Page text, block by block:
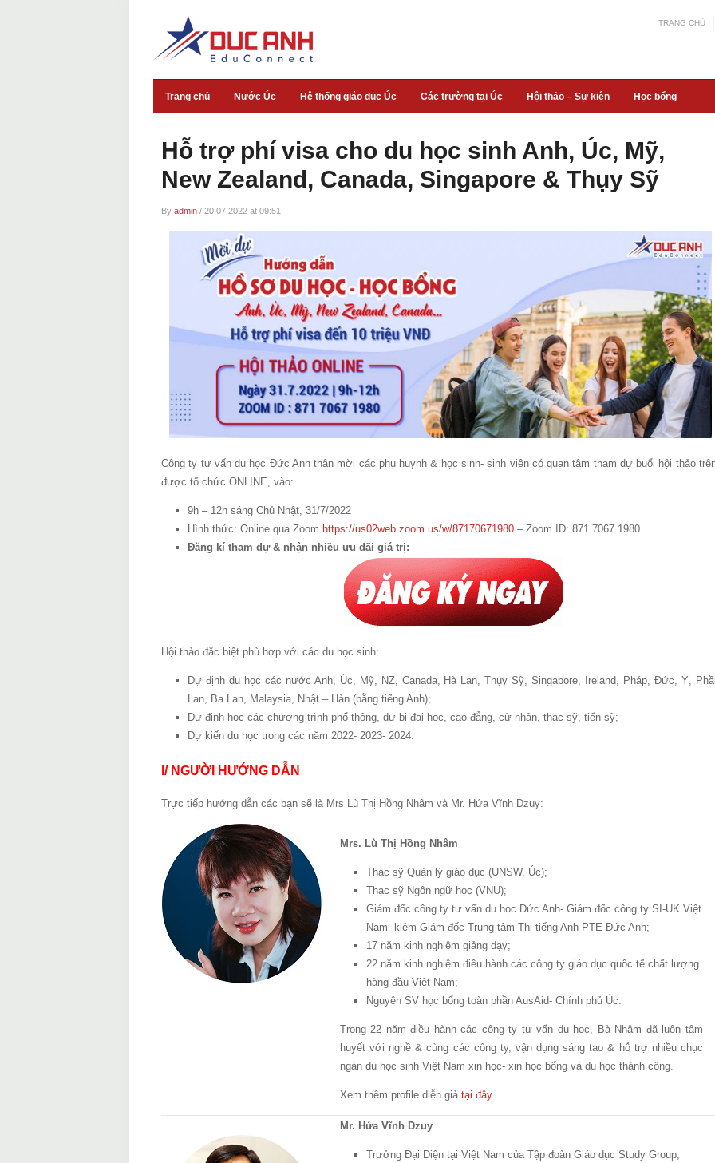
TRANG CHỦ
Trang chủ Nước Úc Hệ thống giáo dục Úc Các trường tại Úc Hội thảo – Sự kiện Học bổng
Hỗ trợ phí visa cho du học sinh Anh, Úc, Mỹ,
New Zealand, Canada, Singapore & Thụy Sỹ
By admin / 20.07.2022 at 09:51
Công ty tư vấn du học Đức Anh thân mời các phụ huynh & học sinh- sinh viên có quan tâm tham dự buổi hội thảo
được tổ chức ONLINE, vào:
9h – 12h sáng Chủ Nhật, 31/7/2022
Hình thức: Online qua Zoom https://us02web.zoom.us/w/87170671980 – Zoom ID: 871 7067 1980
Đăng kí tham dự & nhận nhiều ưu đãi giá trị:
Hội thảo đặc biệt phù hợp với các du học sinh:
Dự định du học các nước Anh, Úc, Mỹ, NZ, Canada, Hà Lan, Thụy Sỹ, Singapore, Ireland, Pháp, Đức, Ý,
Lan, Ba Lan, Malaysia, Nhật – Hàn (bằng tiếng Anh);
Dự định học các chương trình phổ thông, dự bị đại học, cao đẳng, cử nhân, thạc sỹ, tiến sỹ;
Dự kiến du học trong các năm 2022- 2023- 2024.
I/ NGƯỜI HƯỚNG DẪN
Trực tiếp hướng dẫn các bạn sẽ là Mrs Lù Thị Hồng Nhâm và Mr. Hứa Vĩnh Dzuy:
Mrs. Lù Thị Hồng Nhâm
Thạc sỹ Quản lý giáo dục (UNSW, Úc);
Thạc sỹ Ngôn ngữ học (VNU);
Giám đốc công ty tư vấn du học Đức Anh- Giám đốc công ty SI-UK Việt
Nam- kiêm Giám đốc Trung tâm Thi tiếng Anh PTE Đức Anh;
17 năm kinh nghiệm giảng dạy;
22 năm kinh nghiệm điều hành các công ty giáo dục quốc tế chất lượng
hàng đầu Việt Nam;
Nguyên SV học bổng toàn phần AusAid- Chính phủ Úc.
Trong 22 năm điều hành các công ty tư vấn du học, Bà Nhâm đã luôn tâm
huyết với nghề & cùng các công ty, vận dụng sáng tạo & hỗ trợ nhiều chục
ngàn du học sinh Việt Nam xin học- xin học bổng và du học thành công.
Xem thêm profile diễn giả tại đây
Mr. Hứa Vĩnh Dzuy
Trưởng Đại Diện tại Việt Nam của Tập đoàn Giáo dục Study Group;